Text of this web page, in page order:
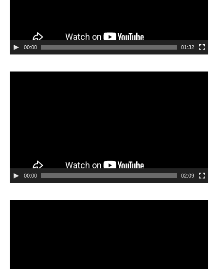
00:00 01:32
00:00 02:09